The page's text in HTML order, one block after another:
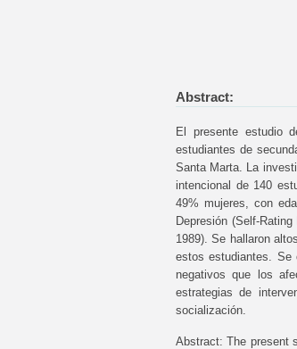
Abstract:
El presente estudio
estudiantes de
Santa Marta. La
intencional de 140
49% mujeres, con
Depresión (Self-
1989). Se hallaron
estos estudiantes. Se
negativos que los
estrategias de
socialización.
Abstract: The present